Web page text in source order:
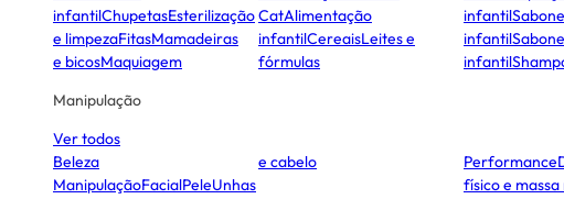
infantilChupetasEsterilização
e limpezaFitasMamadeiras
e bicosMaquiagem
CatAlimentação
infantilCereaisLeites e
fórmulas
infantil
infantil
infantil
Manipulação
Ver todos
Beleza
ManipulaçãoFacialPeleUnhas
e cabelo Performance
físico e massa